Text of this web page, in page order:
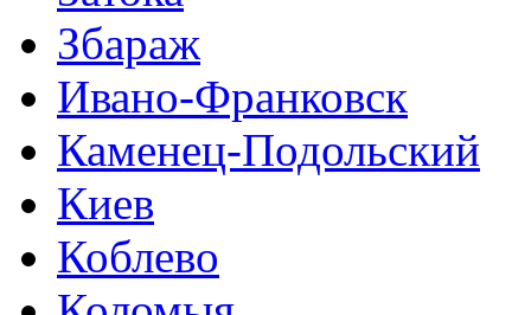
Збараж
Ивано-Франковск
Каменец-Подольский
Киев
Коблево